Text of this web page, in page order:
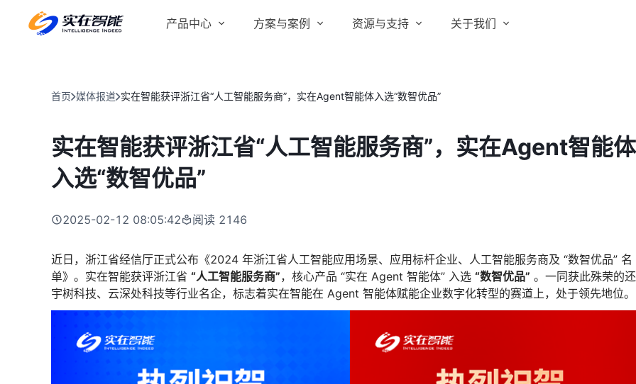
产品中心
实在 Agent
Tars 大模型
自研大模型赋能全系产品
IDP 文档审阅
实在 RPA 设计器
实在 RPA 机器人
可靠的机器人终端
实在取数宝
一键提数整合，洞察更高效
方案与案例
跨境电商 政府及公共服务
资源与支持
帮助中心
客户支持
关于我们
行业百科
首页 媒体报道 实在智能获评浙江省“人工智能服务商”，实在Agent智能体入选“数智优品”
实在智能获评浙江省“人工智能服务商”，实在Agent智能体
入选“数智优品”
2025-02-12 08:05:42 阅读 2146
近日，浙江省经信厅正式公布《2024 年浙江省人工智能应用场景、应用标杆企业、人工智能服务商及 “数智优品” 名
单》。实在智能获评浙江省 “人工智能服务商”，核心产品 “实在 Agent 智能体” 入选 “数智优品” 。一同获此殊荣的
宇树科技、云深处科技等行业名企，标志着实在智能在 Agent 智能体赋能企业数字化转型的赛道上，处于领先地位。